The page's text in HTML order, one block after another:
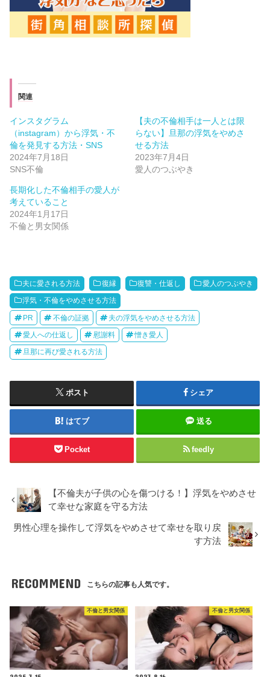
関連
インスタグラム
（instagram）から浮気・不
倫を発見する方法・SNS
2024年7月18日
SNS不倫
【夫の不倫相手は一人とは限
らない】旦那の浮気をやめさ
せる方法
2023年7月4日
愛人のつぶやき
長期化した不倫相手の愛人が
考えていること
2024年1月17日
不倫と男女関係
夫に愛される方法 復縁 復讐・仕返し 愛人のつぶやき
浮気・不倫をやめさせる方法
PR 不倫の証拠 夫の浮気をやめさせる方法
愛人への仕返し 慰謝料 憎き愛人
旦那に再び愛される方法
ポスト シェア
はてブ 送る
Pocket feedly
【不倫夫が子供の心を傷つける！】浮気をやめさせ
て幸せな家庭を守る方法
男性心理を操作して浮気をやめさせて幸せを取り戻
す方法
RECOMMEND こちらの記事も人気です。
不倫と男女関係 不倫と男女関係